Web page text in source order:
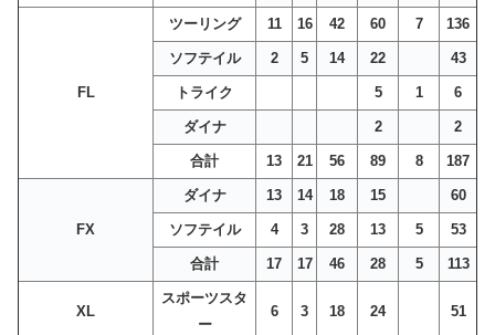
FL
ツーリング 11 16 42 60 7 136
ソフテイル 2 5 14 22 43
トライク 5 1 6
ダイナ 2 2
合計 13 21 56 89 8 187
FX
ダイナ 13 14 18 15 60
ソフテイル 4 3 28 13 5 53
合計 17 17 46 28 5 113
XL
スポーツスタ
ー
6 3 18 24 51